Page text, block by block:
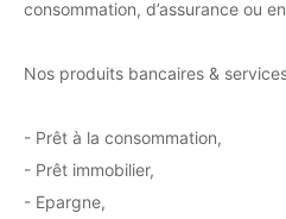
consommation, d’assurance ou
Nos produits bancaires &
- Prêt à la consommation,
- Prêt immobilier,
- Epargne,